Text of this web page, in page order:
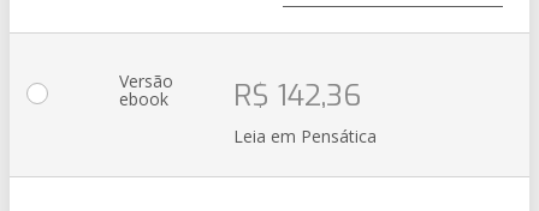
Versão
ebook R$ 142,36
Leia em Pensática